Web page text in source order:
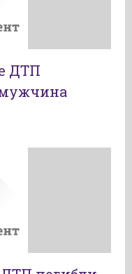
ДТП
мужчина